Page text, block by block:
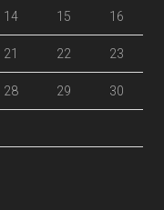
14 15 16
21 22 23
28 29 30